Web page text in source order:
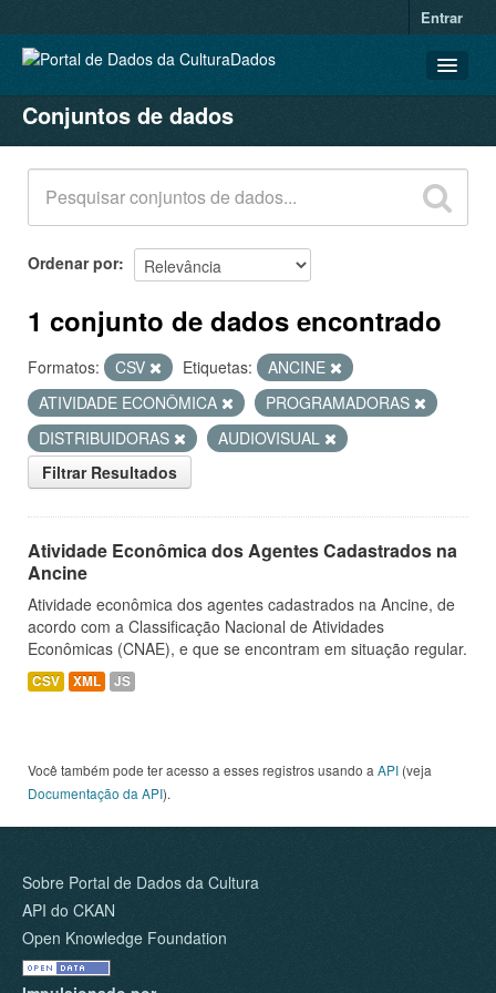
Entrar
CONJUNTOS DE DADOS
ORGANIZAÇÕES
GRUPOS
SOBRE
Conjuntos de dados
Ordenar por
1 conjunto de dados encontrado
Formatos: CSV Etiquetas:
ANCINE
ATIVIDADE ECONÔMICA
PROGRAMADORAS
DISTRIBUIDORAS
AUDIOVISUAL
Filtrar Resultados
Atividade Econômica dos Agentes Cadastrados na
Ancine
Atividade econômica dos agentes cadastrados na Ancine, de
acordo com a Classificação Nacional de Atividades
Econômicas (CNAE), e que se encontram em situação regular.
CSV XML JS
Você também pode ter acesso a esses registros usando a API (veja
Documentação da API).
Sobre Portal de Dados da Cultura
API do CKAN
Open Knowledge Foundation